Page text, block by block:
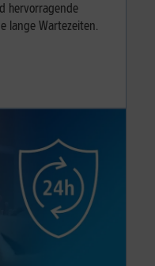
hervorragende
lange Wartezeiten.